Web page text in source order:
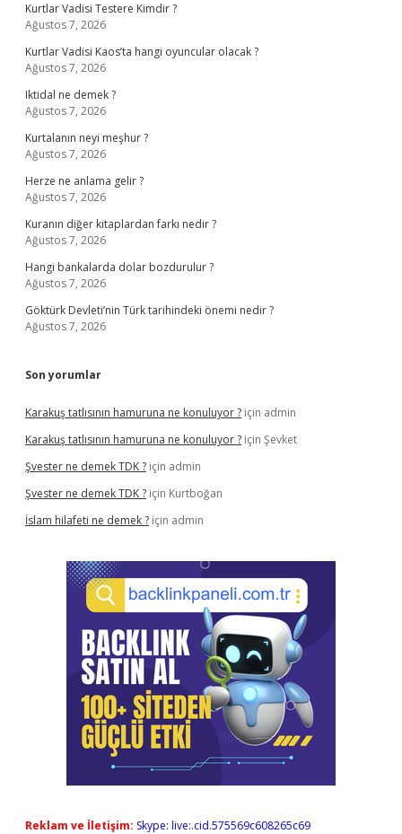
Kurtlar Vadisi Testere Kimdir ?
Ağustos 7, 2026
Kurtlar Vadisi Kaos’ta hangi oyuncular olacak ?
Ağustos 7, 2026
Iktidal ne demek ?
Ağustos 7, 2026
Kurtalanın neyi meşhur ?
Ağustos 7, 2026
Herze ne anlama gelir ?
Ağustos 7, 2026
Kuranın diğer kitaplardan farkı nedir ?
Ağustos 7, 2026
Hangi bankalarda dolar bozdurulur ?
Ağustos 7, 2026
Göktürk Devleti’nin Türk tarihindeki önemi nedir ?
Ağustos 7, 2026
Son yorumlar
Karakuş tatlısının hamuruna ne konuluyor ? için admin
Karakuş tatlısının hamuruna ne konuluyor ? için Şevket
Şvester ne demek TDK ? için admin
Şvester ne demek TDK ? için Kurtboğan
İslam hilafeti ne demek ? için admin
Reklam ve İletişim: Skype: live:.cid.575569c608265c69